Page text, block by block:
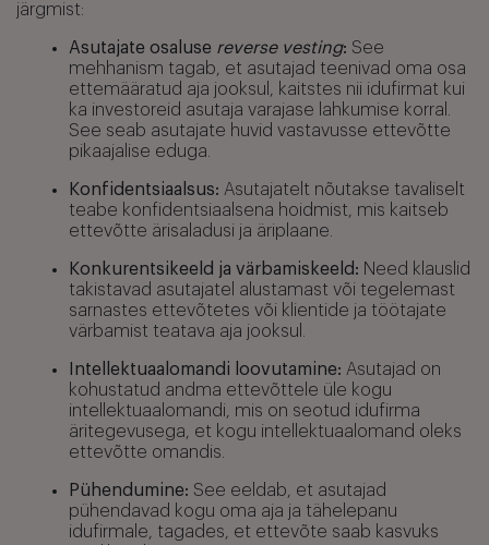
järgmist:
Asutajate osaluse reverse vesting: See
mehhanism tagab, et asutajad teenivad oma osa
ettemääratud aja jooksul, kaitstes nii idufirmat kui
ka investoreid asutaja varajase lahkumise korral.
See seab asutajate huvid vastavusse ettevõtte
pikaajalise eduga.
Konfidentsiaalsus: Asutajatelt nõutakse tavaliselt
teabe konfidentsiaalsena hoidmist, mis kaitseb
ettevõtte ärisaladusi ja äriplaane.
Konkurentsikeeld ja värbamiskeeld: Need klauslid
takistavad asutajatel alustamast või tegelemast
sarnastes ettevõtetes või klientide ja töötajate
värbamist teatava aja jooksul.
Intellektuaalomandi loovutamine: Asutajad on
kohustatud andma ettevõttele üle kogu
intellektuaalomandi, mis on seotud idufirma
äritegevusega, et kogu intellektuaalomand oleks
ettevõtte omandis.
Pühendumine: See eeldab, et asutajad
pühendavad kogu oma aja ja tähelepanu
idufirmale, tagades, et ettevõte saab kasvuks